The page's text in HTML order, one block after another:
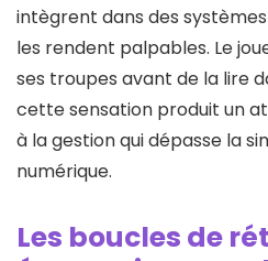
intègrent dans des
les rendent palpables. Le
ses troupes avant de la lire
cette sensation produit un
à la gestion qui dépasse la
numérique.
Les boucles de